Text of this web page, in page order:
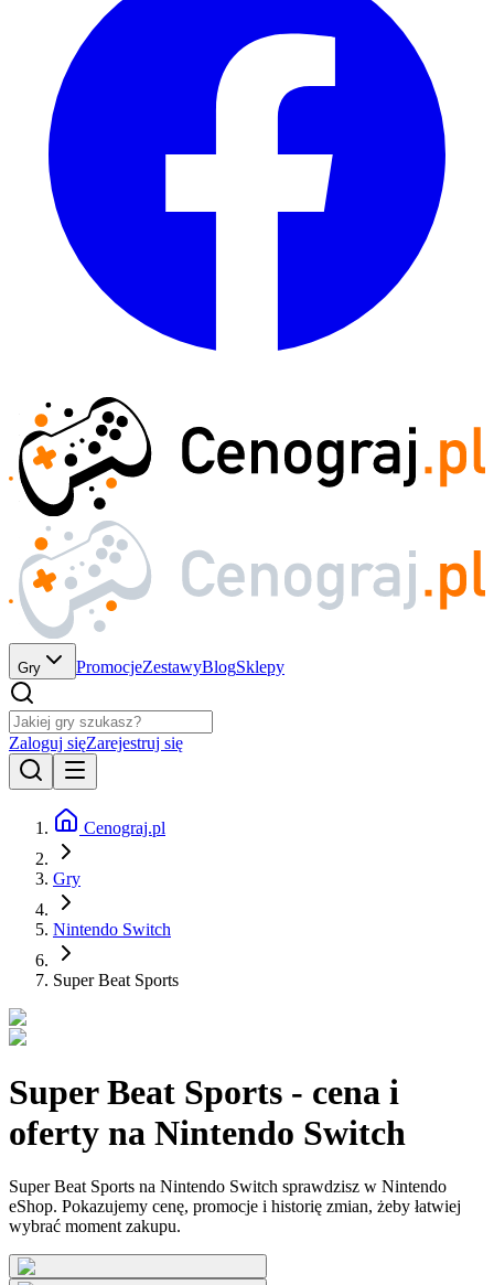
Gry PromocjeZestawyBlogSklepy
Zaloguj sięZarejestruj się
Cenograj.pl
Gry
Nintendo Switch
Super Beat Sports
Super Beat Sports - cena i
oferty na Nintendo Switch
Super Beat Sports na Nintendo Switch sprawdzisz w Nintendo
eShop. Pokazujemy cenę, promocje i historię zmian, żeby łatwiej
wybrać moment zakupu.